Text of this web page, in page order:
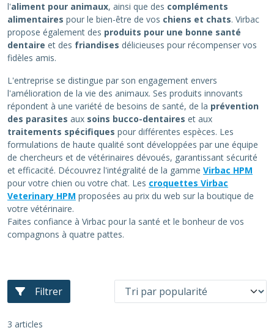
l'aliment pour animaux, ainsi que des compléments
alimentaires pour le bien-être de vos chiens et chats. Virbac
propose également des produits pour une bonne santé
dentaire et des friandises délicieuses pour récompenser vos
fidèles amis.
L'entreprise se distingue par son engagement envers
l'amélioration de la vie des animaux. Ses produits innovants
répondent à une variété de besoins de santé, de la prévention
des parasites aux soins bucco-dentaires et aux
traitements spécifiques pour différentes espèces. Les
formulations de haute qualité sont développées par une équipe
de chercheurs et de vétérinaires dévoués, garantissant sécurité
et efficacité. Découvrez l'intégralité de la gamme Virbac HPM
pour votre chien ou votre chat. Les croquettes Virbac
Veterinary HPM proposées au prix du web sur la boutique de
votre vétérinaire.
Faites confiance à Virbac pour la santé et le bonheur de vos
compagnons à quatre pattes.
Filtrer
3 articles